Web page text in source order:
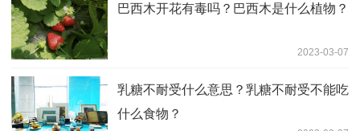
巴西木开花有毒吗？巴西木是什么植物？
2023-03-07
乳糖不耐受什么意思？乳糖不耐受不能吃
什么食物？